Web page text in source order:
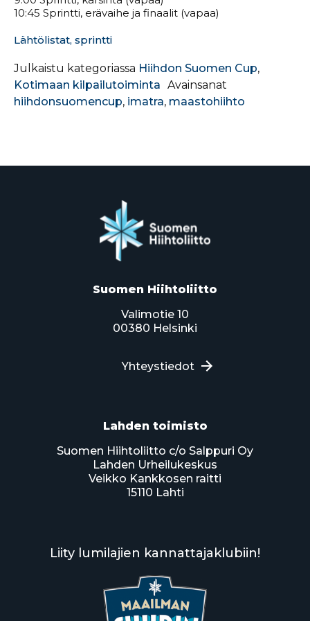
10:45 Sprintti, erävaihe ja finaalit (vapaa)
Lähtölistat, sprintti
Julkaistu kategoriassa Hiihdon Suomen Cup,
Kotimaan kilpailutoiminta Avainsanat
hiihdonsuomencup, imatra, maastohiihto
Suomen Hiihtoliitto
Valimotie 10
00380 Helsinki
Yhteystiedot
Lahden toimisto
Suomen Hiihtoliitto c/o Salppuri Oy
Lahden Urheilukeskus
Veikko Kankkosen raitti
15110 Lahti
Liity lumilajien kannattajaklubiin!